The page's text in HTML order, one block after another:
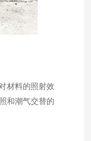
材料的照射效
和潮气交替的